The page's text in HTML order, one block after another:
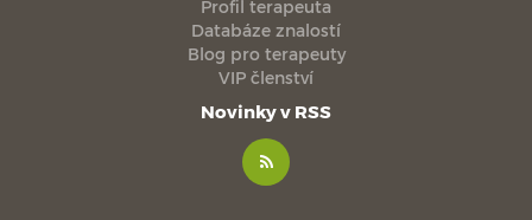
Profil terapeuta
Databáze znalostí
Blog pro terapeuty
VIP členství
Novinky v RSS